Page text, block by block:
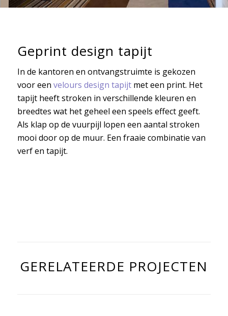
Geprint design tapijt
In de kantoren en ontvangstruimte is gekozen
voor een velours design tapijtmet een print. Het
tapijt heeft stroken in verschillende kleuren en
breedtes wat het geheel een speels effect geeft.
Als klap op de vuurpijl lopen een aantal stroken
mooi door op de muur. Een fraaie combinatie van
verf en tapijt.
GERELATEERDE PROJECTEN